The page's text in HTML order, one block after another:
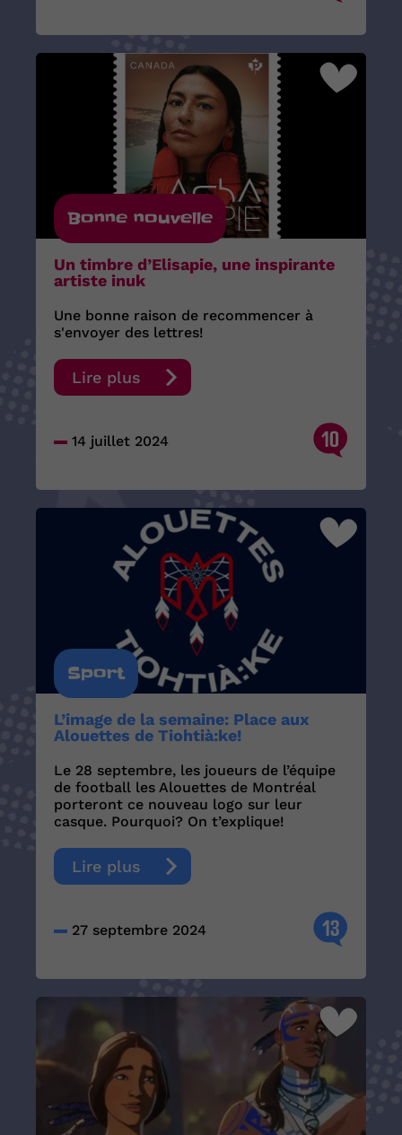
Bonne nouvelle
Un timbre d’Elisapie, une inspirante
artiste inuk
Une bonne raison de recommencer à
s'envoyer des lettres!
Lire plus
14 juillet 2024 10
Sport
L’image de la semaine: Place aux
Alouettes de Tiohtià:ke!
Le 28 septembre, les joueurs de l’équipe
de football les Alouettes de Montréal
porteront ce nouveau logo sur leur
casque. Pourquoi? On t’explique!
Lire plus
27 septembre 2024 13